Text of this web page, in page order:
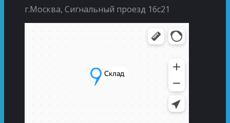
г.Москва, Сигнальный проезд 16с21